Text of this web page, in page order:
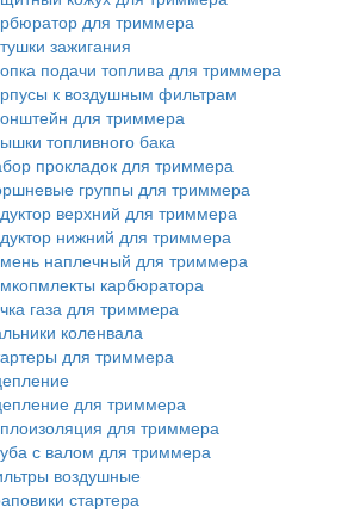
для триммера
зажигания
подачи топлива для триммера
к воздушным фильтрам
для триммера
топливного бака
прокладок для триммера
группы для триммера
верхний для триммера
нижний для триммера
наплечный для триммера
карбюратора
газа для триммера
коленвала
для триммера
для триммера
для триммера
с валом для триммера
воздушные
стартера